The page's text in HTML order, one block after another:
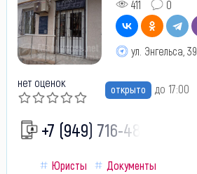
411 0
ул. Энгельса, 39
нет оценок открыто до 17:00
+7 (949) 716-48-
Юристы Документы